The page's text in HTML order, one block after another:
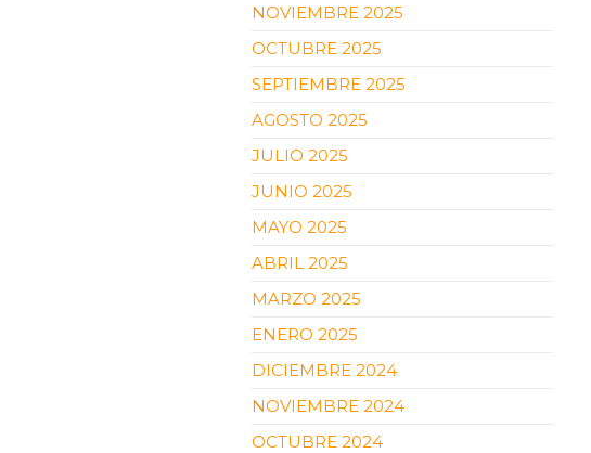
NOVIEMBRE 2025
OCTUBRE 2025
SEPTIEMBRE 2025
AGOSTO 2025
JULIO 2025
JUNIO 2025
MAYO 2025
ABRIL 2025
MARZO 2025
ENERO 2025
DICIEMBRE 2024
NOVIEMBRE 2024
OCTUBRE 2024